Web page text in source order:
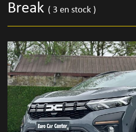
Break ( 3 en stock )